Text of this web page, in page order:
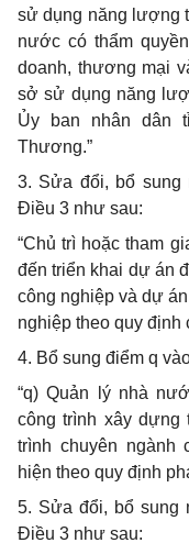
sử dụng năng lượng
nước có thẩm
doanh, thương mại
sở sử dụng năng
Ủy ban nhân dân
Thương.”
3. Sửa đổi, bổ
Điều 3 như sau:
“Chủ trì hoặc tham
đến triển khai dự án
công nghiệp và dự
nghiệp theo quy định
4. Bổ sung điểm q
“q) Quản lý nhà
công trình xây
trình chuyên ngành
hiện theo quy định
5. Sửa đổi, bổ sung
Điều 3 như sau: